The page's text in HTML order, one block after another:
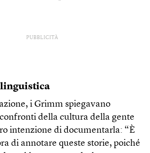
PUBBLICITÀ
i Grimm spiegavano
della cultura della gente
intenzione di documentarla: “È
di annotare queste storie, poiché